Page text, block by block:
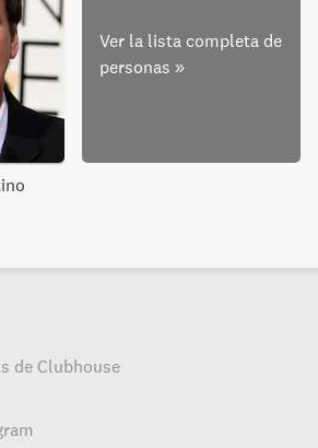
Ver la lista completa de
personas »
de Clubhouse